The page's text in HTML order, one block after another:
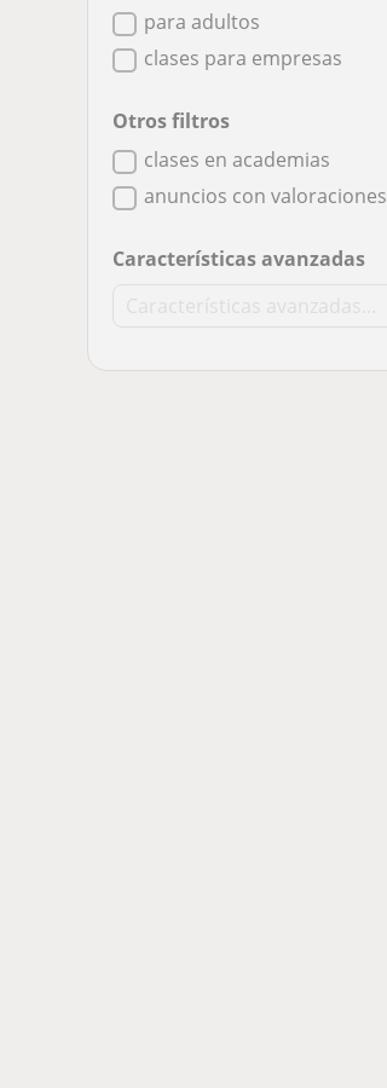
para adultos
clases para empresas
Otros filtros
clases en academias
anuncios con valoraciones
Características avanzadas